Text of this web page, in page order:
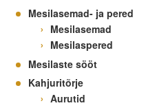
Mesilasemad- ja pered
Mesilasemad
Mesilaspered
Mesilaste sööt
Kahjuritõrje
Aurutid